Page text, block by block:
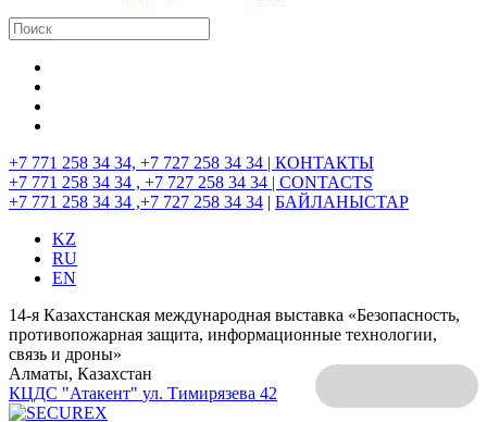
+7 771 258 34 34, +7 727 258 34 34 | КОНТАКТЫ
+7 771 258 34 34 , +7 727 258 34 34 | CONTACTS
+7 771 258 34 34 ,+7 727 258 34 34 | БАЙЛАНЫСТАР
KZ
RU
EN
14-я Казахстанская международная выставка «Безопасность,
противопожарная защита, информационные технологии,
связь и дроны»
Алматы, Казахстан
КЦДС "Атакент" ул. Тимирязева 42